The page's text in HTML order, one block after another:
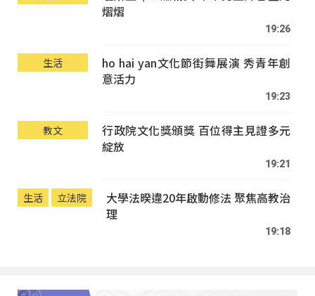
熠熠
19:26
生活
ho hai yan文化節街舞展演 秀青年創
意活力
19:23
教文
行政院文化獎頒獎 百位得主見證多元
綻放
19:21
生活 立法院
大學法暌違20年啟動修法 聚焦高教治
理
19:18